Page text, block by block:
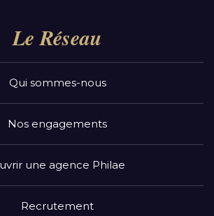
Le Réseau
Qui sommes-nous
Nos engagements
une agence Philae
Recrutement